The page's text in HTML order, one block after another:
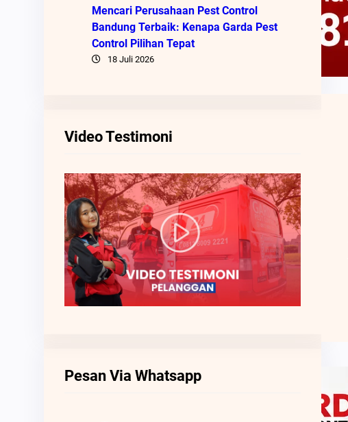
Mencari Perusahaan Pest Control
Bandung Terbaik: Kenapa Garda Pest
Control Pilihan Tepat
18 Juli 2026
Video Testimoni
Pesan Via Whatsapp